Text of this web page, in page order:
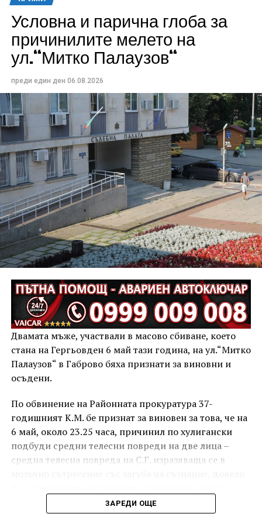
Условна и парична глоба за
причинилите мелето на
ул.“Митко Палаузов“
преди един ден 06.08.2026
Двамата мъже, участвали в масово сбиване, което
стана на Гергьовден 6 май тази година, на ул.“Митко
Палаузов“ в Габрово бяха признати за виновни и
осъдени.
По обвинение на Районната прокуратура 37-
годишният К.М. бе признат за виновен за това, че на
6 май, около 23.25 часа, причинил по хулигански
подбуди средни телесни повреди на две лица –
средна телесна повреда на С.Г. изразяваща се в
живота, и лека телесна повреда на Х.С., която бе с
порезна рана на петия пръст на дясната ръка,
ЗАРЕДИ ОЩЕ